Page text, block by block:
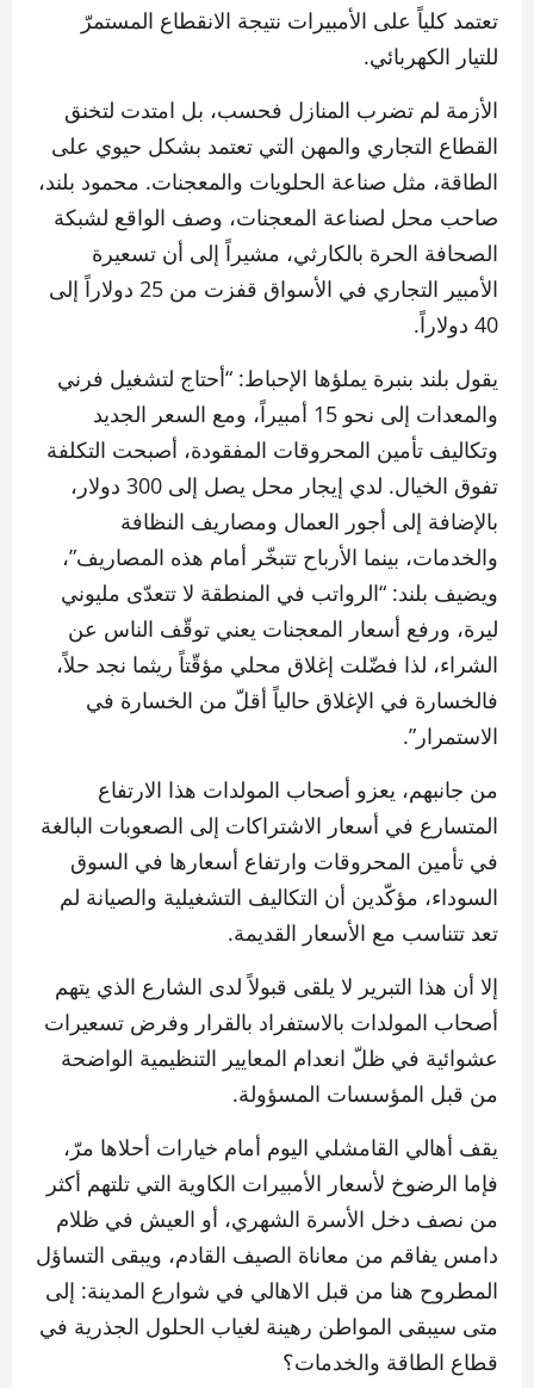
تعتمد كلياً على الأمبيرات نتيجة الانقطاع المستمرّ
للتيار الكهربائي.
الأزمة لم تضرب المنازل فحسب، بل امتدت لتخنق
القطاع التجاري والمهن التي تعتمد بشكل حيوي على
الطاقة، مثل صناعة الحلويات والمعجنات. محمود بلند،
صاحب محل لصناعة المعجنات، وصف الواقع لشبكة
الصحافة الحرة بالكارثي، مشيراً إلى أن تسعيرة
الأمبير التجاري في الأسواق قفزت من 25 دولاراً إلى
40 دولاراً.
يقول بلند بنبرة يملؤها الإحباط: “أحتاج لتشغيل فرني
والمعدات إلى نحو 15 أمبيراً، ومع السعر الجديد
وتكاليف تأمين المحروقات المفقودة، أصبحت التكلفة
تفوق الخيال. لدي إيجار محل يصل إلى 300 دولار،
بالإضافة إلى أجور العمال ومصاريف النظافة
والخدمات، بينما الأرباح تتبخّر أمام هذه المصاريف”،
ويضيف بلند: “الرواتب في المنطقة لا تتعدّى مليوني
ليرة، ورفع أسعار المعجنات يعني توقّف الناس عن
الشراء، لذا فضّلت إغلاق محلي مؤقّتاً ريثما نجد حلاً،
فالخسارة في الإغلاق حالياً أقلّ من الخسارة في
الاستمرار”.
من جانبهم، يعزو أصحاب المولدات هذا الارتفاع
المتسارع في أسعار الاشتراكات إلى الصعوبات البالغة
في تأمين المحروقات وارتفاع أسعارها في السوق
السوداء، مؤكّدين أن التكاليف التشغيلية والصيانة لم
تعد تتناسب مع الأسعار القديمة.
إلا أن هذا التبرير لا يلقى قبولاً لدى الشارع الذي يتهم
أصحاب المولدات بالاستفراد بالقرار وفرض تسعيرات
عشوائية في ظلّ انعدام المعايير التنظيمية الواضحة
من قبل المؤسسات المسؤولة.
يقف أهالي القامشلي اليوم أمام خيارات أحلاها مرّ،
فإما الرضوخ لأسعار الأمبيرات الكاوية التي تلتهم أكثر
من نصف دخل الأسرة الشهري، أو العيش في ظلام
دامس يفاقم من معاناة الصيف القادم، ويبقى التساؤل
المطروح هنا من قبل الاهالي في شوارع المدينة: إلى
متى سيبقى المواطن رهينة لغياب الحلول الجذرية في
قطاع الطاقة والخدمات؟